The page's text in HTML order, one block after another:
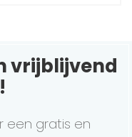
vrijblijvend
een gratis en